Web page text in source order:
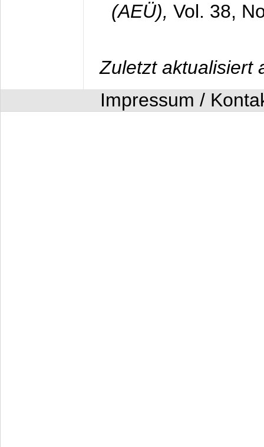
(AEÜ), Vol. 38,
Zuletzt aktualisiert
Impressum /